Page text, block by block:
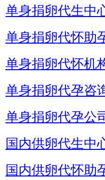
单身捐卵代生中
单身捐卵代怀助
单身捐卵代怀机
单身捐卵代孕咨
单身捐卵代孕公
国内供卵代生中
国内供卵代怀助